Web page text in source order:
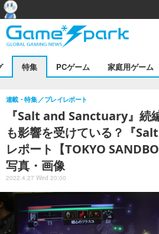
特集 PCゲーム 家庭用ゲーム
『Salt and Sanctuary』続
も影響を受けている？『
レポート【TOKYO
写真・画像
連載・特集 プレイレポート
2022.4.27 Wed 20:00